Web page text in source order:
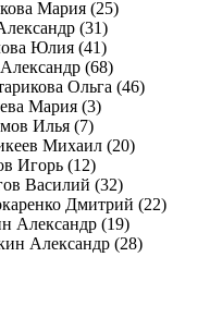
Мария (25)
(31)
Юлия (41)
(68)
Ольга (46)
Мария (3)
Илья (7)
Михаил (20)
Игорь (12)
Василий (32)
Дмитрий (22)
Александр (19)
Александр (28)